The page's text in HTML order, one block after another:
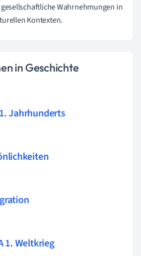
Wahrnehmungen in
Kontexten.
in Geschichte
Jahrhunderts
1. Weltkrieg